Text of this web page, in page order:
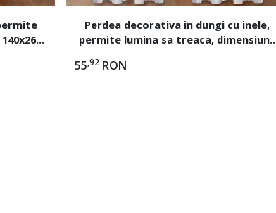
Perdea decorativa in dungi cu inele,
permite lumina sa treaca, dimensiune
55,92 RON